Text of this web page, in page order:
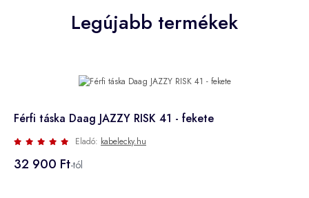
Legújabb termékek
Férfi táska Daag JAZZY RISK 41 - fekete
Eladó: kabelecky.hu
32 900 Ft-tól